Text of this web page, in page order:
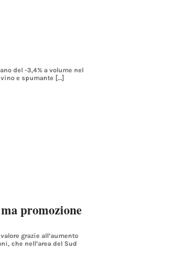
del -3,4% a volume nel
e spumante […]
promozione
grazie all’aumento
che nell’area del Sud